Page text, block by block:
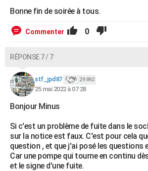
Bonne fin de soirée à tous.
Commenter 0
RÉPONSE 7 / 7
stf_jpd87 29 892
25 mai 2022 à 07:28
Bonjour Minus
Si c'est un problème de fuite dans le
sur la notice est faux. C'est pour cela
question , et que j'ai posé les questions
Car une pompe qui tourne en continu
et le signe d'une fuite.